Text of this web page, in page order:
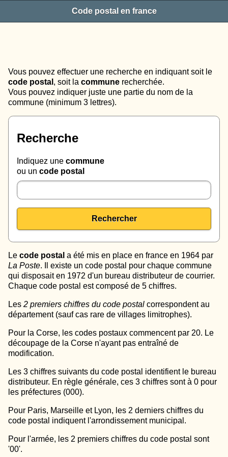
Code postal en france
Vous pouvez effectuer une recherche en indiquant soit le
code postal , soit la commune recherchée.
Vous pouvez indiquer juste une partie du nom de la
commune (minimum 3 lettres).
Recherche
Indiquez une commune
ou un code postal
Rechercher
Le code postal a été mis en place en france en 1964 par
La Poste. Il existe un code postal pour chaque commune
qui disposait en 1972 d'un bureau distributeur de courrier.
Chaque code postal est composé de 5 chiffres.
Les 2 premiers chiffres du code postal correspondent au
département (sauf cas rare de villages limitrophes).
Pour la Corse, les codes postaux commencent par 20. Le
découpage de la Corse n'ayant pas entraîné de
modification.
Les 3 chiffres suivants du code postal identifient le bureau
distributeur. En règle générale, ces 3 chiffres sont à 0 pour
les préfectures (000).
Pour Paris, Marseille et Lyon, les 2 derniers chiffres du
code postal indiquent l'arrondissement municipal.
Pour l'armée, les 2 premiers chiffres du code postal sont
'00'.